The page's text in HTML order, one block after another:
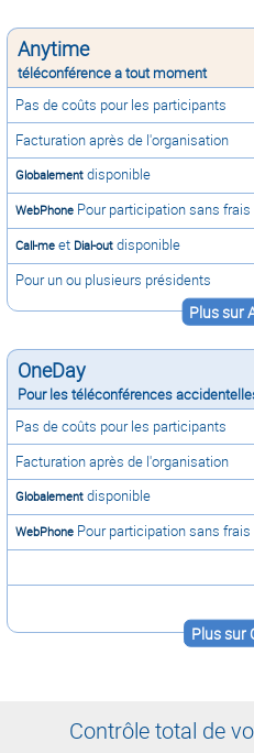
Anytime
téléconférence a tout moment
Pas de coûts pour les participants
Facturation après de l'organisation
Globalementdisponible
WebPhonePour participation sans frais
Call-meet Dial-outdisponible
Pour un ou plusieurs présidents
Plus sur
OneDay
Pour les téléconférences
Pas de coûts pour les participants
Facturation après de l'organisation
Globalementdisponible
WebPhonePour participation sans frais
Plus sur
Contrôle total de